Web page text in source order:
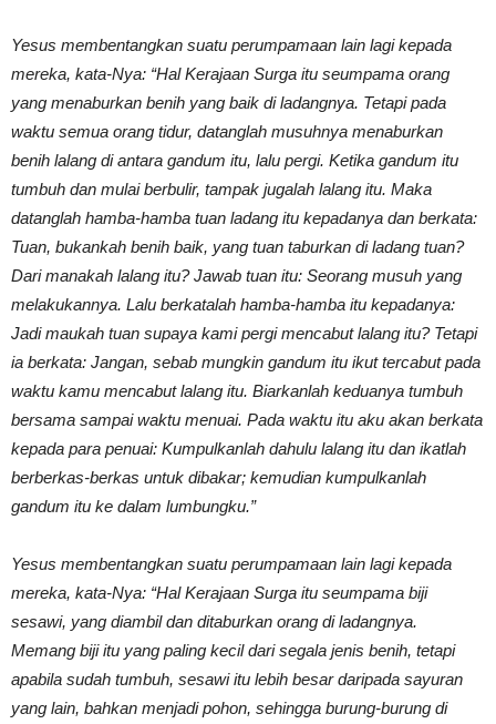
Yesus membentangkan suatu perumpamaan lain lagi kepada
mereka, kata-Nya: “Hal Kerajaan Surga itu seumpama orang
yang menaburkan benih yang baik di ladangnya. Tetapi pada
waktu semua orang tidur, datanglah musuhnya menaburkan
benih lalang di antara gandum itu, lalu pergi. Ketika gandum itu
tumbuh dan mulai berbulir, tampak jugalah lalang itu. Maka
datanglah hamba-hamba tuan ladang itu kepadanya dan berkata:
Tuan, bukankah benih baik, yang tuan taburkan di ladang tuan?
Dari manakah lalang itu? Jawab tuan itu: Seorang musuh yang
melakukannya. Lalu berkatalah hamba-hamba itu kepadanya:
Jadi maukah tuan supaya kami pergi mencabut lalang itu? Tetapi
ia berkata: Jangan, sebab mungkin gandum itu ikut tercabut pada
waktu kamu mencabut lalang itu. Biarkanlah keduanya tumbuh
bersama sampai waktu menuai. Pada waktu itu aku akan berkata
kepada para penuai: Kumpulkanlah dahulu lalang itu dan ikatlah
berberkas-berkas untuk dibakar; kemudian kumpulkanlah
gandum itu ke dalam lumbungku.”
Yesus membentangkan suatu perumpamaan lain lagi kepada
mereka, kata-Nya: “Hal Kerajaan Surga itu seumpama biji
sesawi, yang diambil dan ditaburkan orang di ladangnya.
Memang biji itu yang paling kecil dari segala jenis benih, tetapi
apabila sudah tumbuh, sesawi itu lebih besar daripada sayuran
yang lain, bahkan menjadi pohon, sehingga burung-burung di